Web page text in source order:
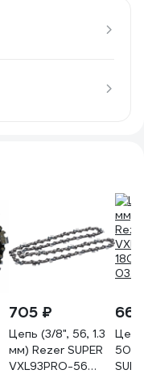
705 ₽
Цепь (3/8", 56, 1.3
мм) Rezer SUPER
VXL93PRO-56
50